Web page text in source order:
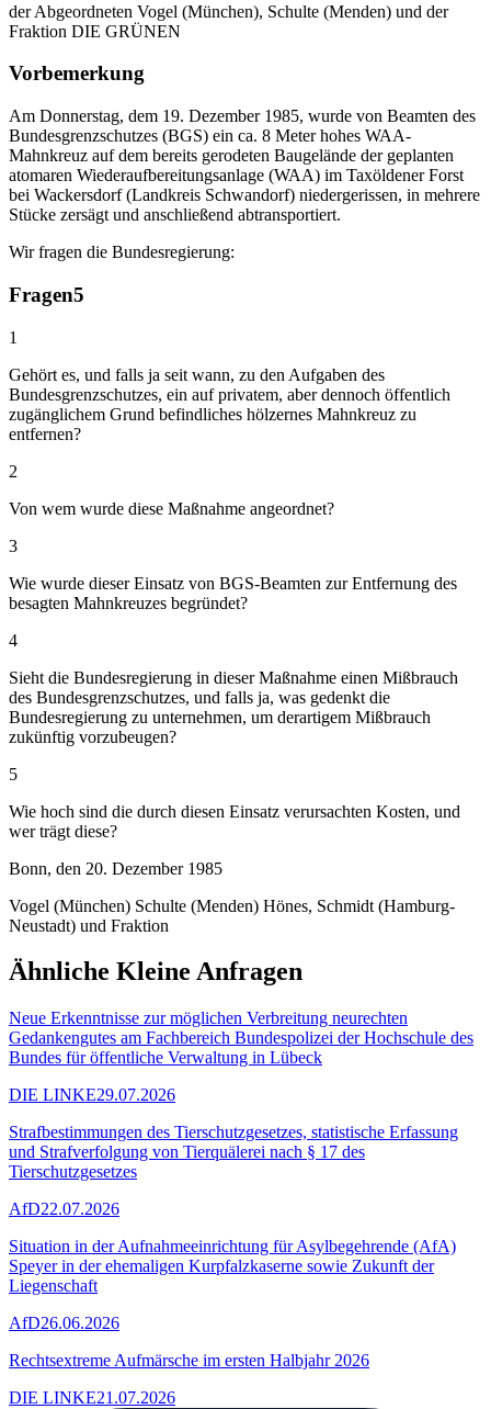
der Abgeordneten Vogel (München), Schulte (Menden) und der
Fraktion DIE GRÜNEN
Vorbemerkung
Am Donnerstag, dem 19. Dezember 1985, wurde von Beamten des
Bundesgrenzschutzes (BGS) ein ca. 8 Meter hohes WAA-
Mahnkreuz auf dem bereits gerodeten Baugelände der geplanten
atomaren Wiederaufbereitungsanlage (WAA) im Taxöldener Forst
bei Wackersdorf (Landkreis Schwandorf) niedergerissen, in mehrere
Stücke zersägt und anschließend abtransportiert.
Wir fragen die Bundesregierung:
Fragen5
1
Gehört es, und falls ja seit wann, zu den Aufgaben des
Bundesgrenzschutzes, ein auf privatem, aber dennoch öffentlich
zugänglichem Grund befindliches hölzernes Mahnkreuz zu
entfernen?
2
Von wem wurde diese Maßnahme angeordnet?
3
Wie wurde dieser Einsatz von BGS-Beamten zur Entfernung des
besagten Mahnkreuzes begründet?
4
Sieht die Bundesregierung in dieser Maßnahme einen Mißbrauch
des Bundesgrenzschutzes, und falls ja, was gedenkt die
Bundesregierung zu unternehmen, um derartigem Mißbrauch
zukünftig vorzubeugen?
5
Wie hoch sind die durch diesen Einsatz verursachten Kosten, und
wer trägt diese?
Bonn, den 20. Dezember 1985
Vogel (München) Schulte (Menden) Hönes, Schmidt (Hamburg-
Neustadt) und Fraktion
Ähnliche Kleine Anfragen
Neue Erkenntnisse zur möglichen Verbreitung neurechten
Gedankengutes am Fachbereich Bundespolizei der Hochschule des
Bundes für öffentliche Verwaltung in Lübeck
DIE LINKE29.07.2026
Strafbestimmungen des Tierschutzgesetzes, statistische Erfassung
und Strafverfolgung von Tierquälerei nach § 17 des
Tierschutzgesetzes
AfD22.07.2026
Situation in der Aufnahmeeinrichtung für Asylbegehrende (AfA)
Speyer in der ehemaligen Kurpfalzkaserne sowie Zukunft der
Liegenschaft
AfD26.06.2026
Rechtsextreme Aufmärsche im ersten Halbjahr 2026
DIE LINKE21.07.2026